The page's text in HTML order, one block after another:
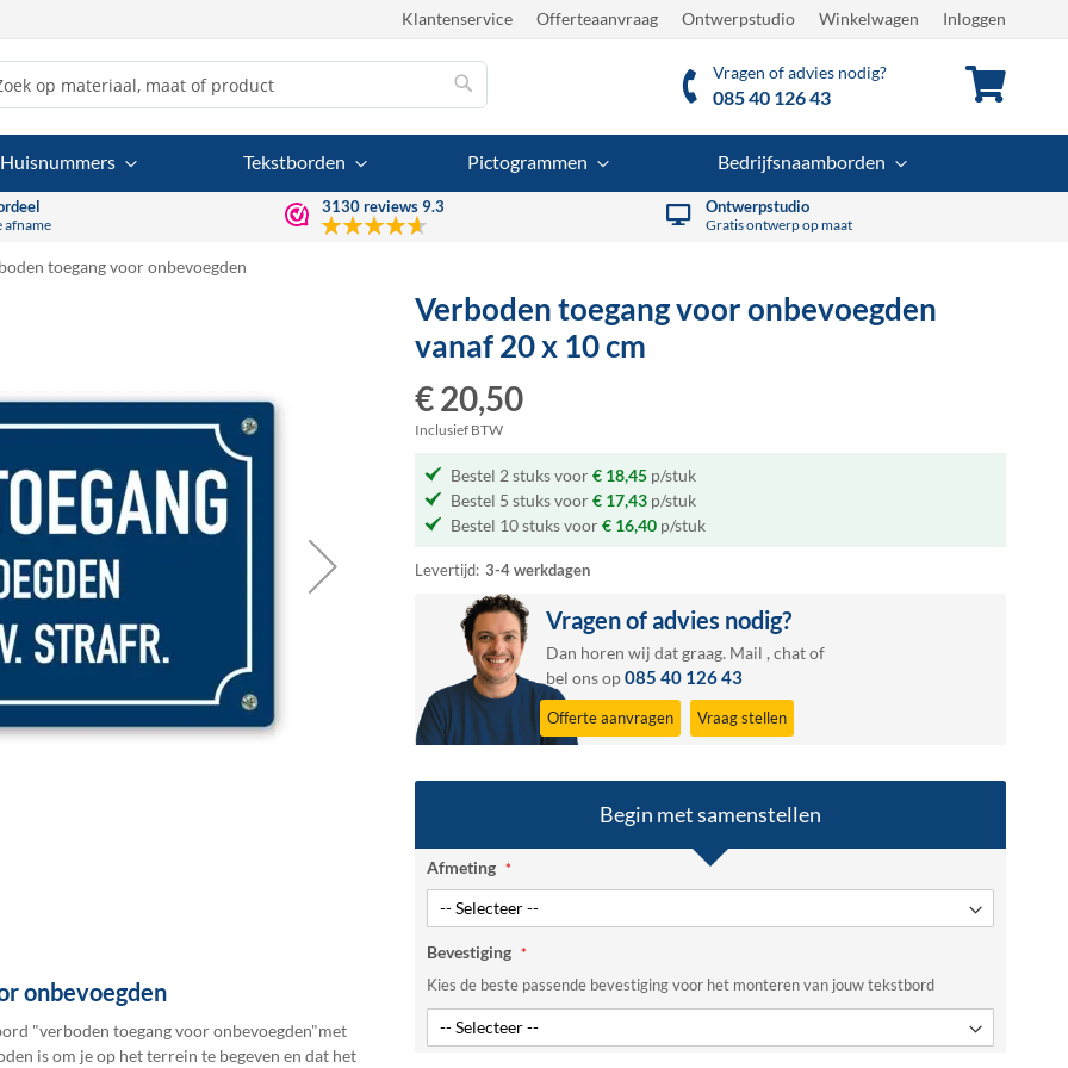
Klantenservice Offerteaanvraag Ontwerpstudio Winkelwagen Inloggen
Vragen of advies nodig?
085 40 126 43
Huisnummers Tekstborden Pictogrammen Bedrijfsnaamborden
afname
3130reviews9.3 Ontwerpstudio
Gratis ontwerp op maat
toegang voor onbevoegden
Verboden toegang voor onbevoegden
vanaf 20 x 10 cm
€ 20,50
Inclusief BTW
Bestel 2 stuks voor€ 18,45 p/stuk
Bestel 5 stuks voor€ 17,43 p/stuk
Bestel 10 stuks voor€ 16,40 p/stuk
Levertijd: 3-4 werkdagen
Vragen of advies nodig?
Dan horen wij dat graag. Mail , chatof
bel ons op085 40 126 43
Offerte aanvragen Vraag stellen
Begin met samenstellen
Afmeting
Bevestiging
Kies de beste passende bevestiging voor het monteren van jouw tekstbord
onbevoegden
"verboden toegang voor onbevoegden"met
is om je op het terrein te begeven en dat het